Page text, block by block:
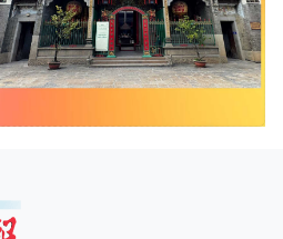
年09月06日 签发第26/GP-CBC号许可
霜、张德义、范氏云英、杨文光、阮德显、